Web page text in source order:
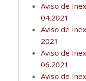
Aviso de
04.2021
Aviso de
2021
Aviso de
06.2021
Aviso de